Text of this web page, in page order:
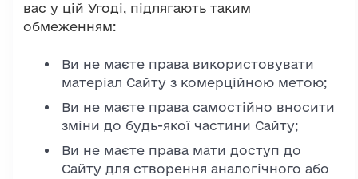
вас у цій Угоді, підлягають таким
обмеженням:
Ви не маєте права використовувати
матеріал Сайту з комерційною метою;
Ви не маєте права самостійно вносити
зміни до будь-якої частини Сайту;
Ви не маєте права мати доступ до
Сайту для створення аналогічного або